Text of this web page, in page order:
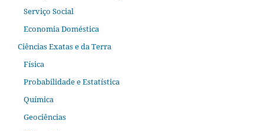
Serviço Social
Economia Doméstica
Ciências Exatas e da Terra
Física
Probabilidade e Estatística
Química
Geociências